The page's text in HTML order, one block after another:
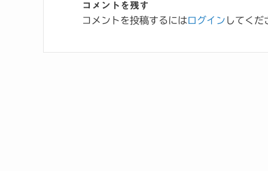
コメントを残す
コメントを投稿するにはログイン してくだ